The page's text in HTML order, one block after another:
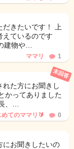
きたいです！ 上
えているのです
建物や…
ママリ 1
た方にお聞きし
かってありました
、…
未回答
めてのママリ🔰 0
にお聞きしたいの